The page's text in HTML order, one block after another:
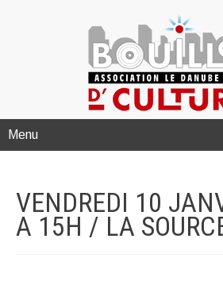
Menu
VENDREDI 10
A 15H / LA